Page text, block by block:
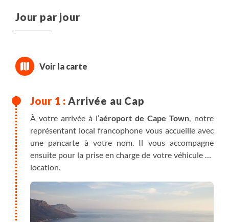
Jour par jour
Arrivée au Cap
À votre arrivée à l’aéroport de Cape Town, notre
représentant local francophone vous accueille avec
une pancarte à votre nom. Il vous accompagne
ensuite pour la prise en charge de votre véhicule de
location.
Route vers le centre-ville du Cap.
Depuis votre guesthouse vous pouvez facilement
rejoindre les rues animées et les restaurants de